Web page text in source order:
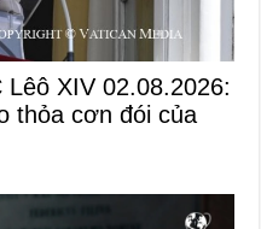
XIV 02.08.2026:
thỏa cơn đói của